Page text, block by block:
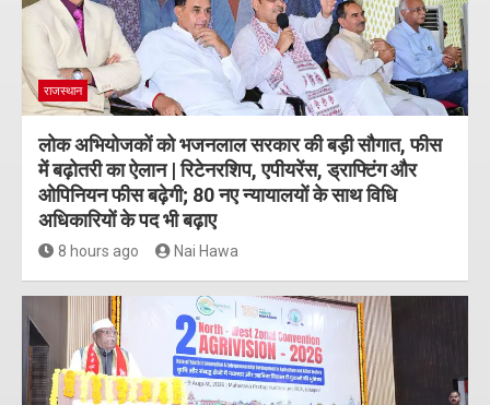
राजस्थान
लोक अभियोजकों को भजनलाल सरकार की बड़ी सौगात, फीस
में बढ़ोतरी का ऐलान | रिटेनरशिप, एपीयरेंस, ड्राफ्टिंग और
ओपिनियन फीस बढ़ेगी; 80 नए न्यायालयों के साथ विधि
अधिकारियों के पद भी बढ़ाए
8 hours ago Nai Hawa